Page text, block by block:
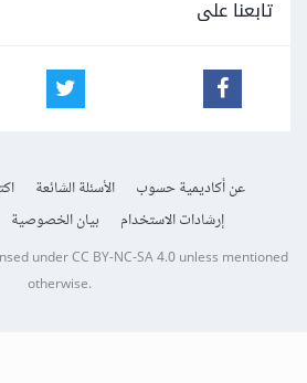
تابعنا على
عن أكاديمية حسوب الأسئلة الشائعة
إرشادات الاستخدام
بيان الخصوصية
underCC BY-NC-SA 4.0unless mentioned
otherwise.